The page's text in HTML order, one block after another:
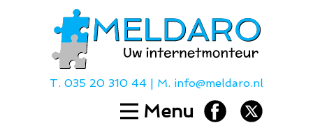
T. 035 20 310 44 | M. info@meldaro.nl
Menu